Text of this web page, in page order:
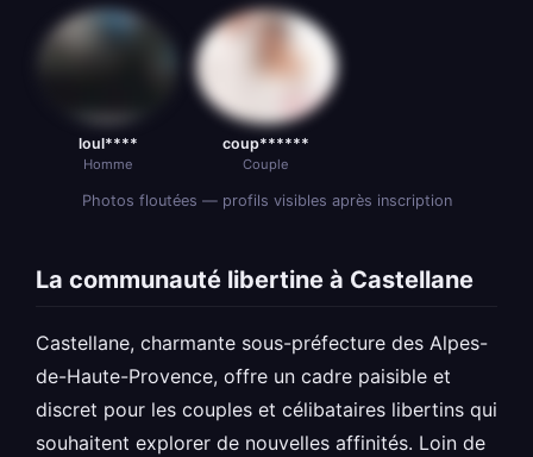
loul****
Homme
coup******
Couple
Photos floutées — profils visibles après inscription
La communauté libertine à Castellane
Castellane, charmante sous-préfecture des Alpes-
de-Haute-Provence, offre un cadre paisible et
discret pour les couples et célibataires libertins qui
souhaitent explorer de nouvelles affinités. Loin de